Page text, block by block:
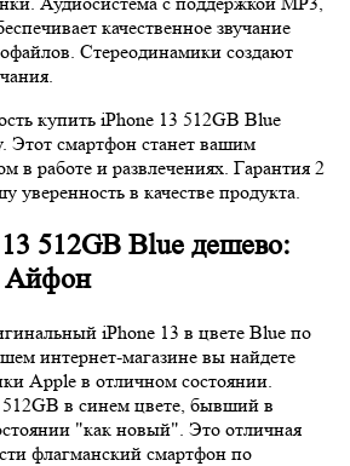
качественное звучание
Стереодинамики создают
купить iPhone 13 512GB Blue
Этот смартфон станет вашим
работе и развлечениях. Гарантия 2
уверенность в качестве продукта.
512GB Blue дешево:
Айфон
iPhone 13 в цвете Blue по
интернет-магазине вы найдете
Apple в отличном состоянии.
в синем цвете, бывший в
"как новый". Это отличная
флагманский смартфон по